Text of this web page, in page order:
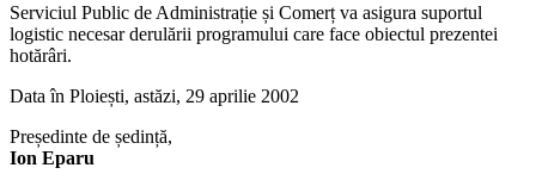
Serviciul Public de Administrație și Comerț va asigura suportul
logistic necesar derulării programului care face obiectul prezentei
hotărâri.
Data în Ploiești, astăzi, 29 aprilie 2002
Președinte de ședință,
Ion Eparu